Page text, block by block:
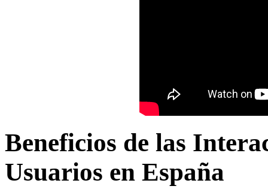
Beneficios de las
Usuarios en España